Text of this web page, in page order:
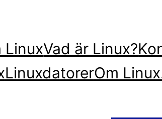
LinuxVad är Linux?
LinuxdatorerOm